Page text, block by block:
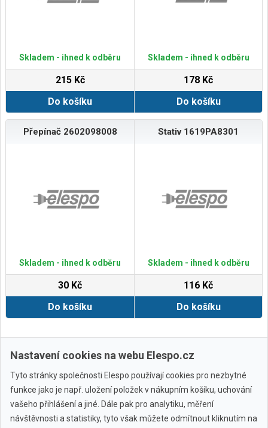
Skladem - ihned k odběru
215 Kč
Do košíku
Skladem - ihned k odběru
178 Kč
Do košíku
Přepínač 2602098008
Skladem - ihned k odběru
30 Kč
Do košíku
Stativ 1619PA8301
Skladem - ihned k odběru
116 Kč
Do košíku
Zobrazit další
Nastavení cookies na webu Elespo.cz
Tyto stránky společnosti Elespo používají cookies pro nezbytné
funkce jako je např. uložení položek v nákupním košíku, uchování
vašeho přihlášení a jiné. Dále pak pro analytiku, měření
návštěvnosti a statistiky, tyto však můžete odmítnout kliknutím na